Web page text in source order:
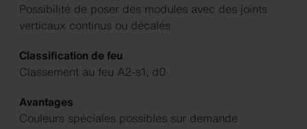
Possibilité de poser des modules avec des joints
verticaux continus ou décalés
Classification de feu
Classement au feu A2-s1, d0
Avantages
Couleurs spéciales possibles sur demande